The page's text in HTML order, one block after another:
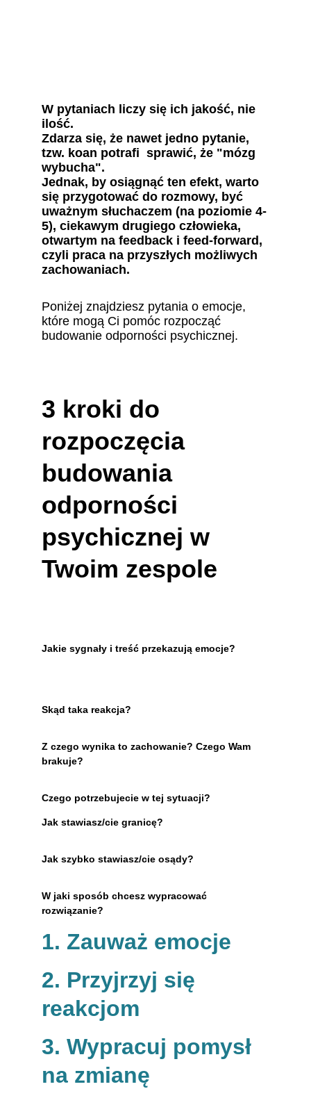
W pytaniach liczy się ich jakość, nie
ilość.
Zdarza się, że nawet jedno pytanie,
tzw. koan potrafi  sprawić, że "mózg
wybucha".
Jednak, by osiągnąć ten efekt, warto
się przygotować do rozmowy, być
uważnym słuchaczem (na poziomie 4-
5), ciekawym drugiego człowieka,
otwartym na feedback i feed-forward,
czyli praca na przyszłych możliwych
zachowaniach.
Poniżej znajdziesz pytania o emocje,
które mogą Ci pomóc rozpocząć
budowanie odporności psychicznej.
3 kroki do
rozpoczęcia
budowania
odporności
psychicznej w
Twoim zespole
Jakie sygnały i treść przekazują emocje?
1. Zauważ emocje
2. Przyjrzyj się
reakcjom
Skąd taka reakcja?
Z czego wynika to zachowanie? Czego Wam
brakuje?
Czego potrzebujecie w tej sytuacji?
3. Wypracuj pomysł
na zmianę
Jak stawiasz/cie granicę?
Jak szybko stawiasz/cie osądy?
W jaki sposób chcesz wypracować
rozwiązanie?